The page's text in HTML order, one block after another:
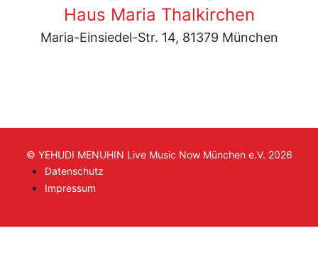
Haus Maria Thalkirchen
Maria-Einsiedel-Str. 14, 81379 München
© YEHUDI MENUHIN Live Music Now München e.V. 2026
Datenschutz
Impressum